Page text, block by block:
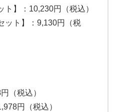
】：10,230円（税込）
ット】：9,130円（税
（税込）
円（税込）